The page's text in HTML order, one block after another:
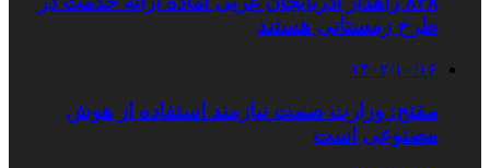
طرح زمستانی هستند
۱۴۰۲/۱۰/۱۶
مفتح: وزارت صمت نیازمند استفاده از هوش
مصنوعی است